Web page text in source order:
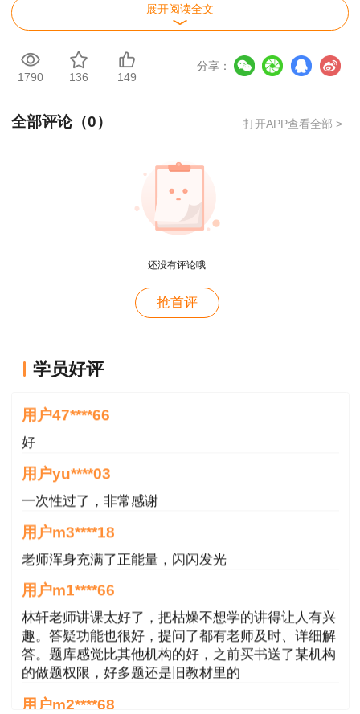
考务工作有关问题的通知
按照中国工程咨询协会、人力资源社会保障部
人事考试中心《关于做好2025年度咨询工程师
资信〔2025〕3号）要求，现将我省2025年度咨
一、考试时间及科目设置
二、考试题型及答题方式
《现代咨询方法与实务》科目为主观题，答题
前必须仔细阅读应试人员注意事项（试卷封二）和
作答须知（专用答题卡首页），答题时使用规定的
作答工具在专用答题卡划定的区域内作答，须在答
题卡全部页面规定位置填写考生信息；其余三科为
客观题，在答题卡上作答，须规范填涂，以免影响
三、考试成绩管理
咨询工程师（投资）职业资格考试成绩实行滚
动管理，参加4个科目考试（级别为考全科）的人
员须在连续4个考试年度内通过应试科目；参加2
个科目考试（级别为免2科）的人员须在连续2个
展开阅读全文
1790 136 149
分享：
全部评论（0） 打开APP查看全部 >
还没有评论哦
抢首评
学员好评
用户47****66
用户47****66
好
用户yu****03
一次性过了，非常感谢
用户m3****18
老师浑身充满了正能量，闪闪发光
用户m1****66
林轩老师讲课太好了，把枯燥不想学的讲得让人有兴
趣。答疑功能也很好，提问了都有老师及时、详细解
答。题库感觉比其他机构的好，之前买书送了某机构
的做题权限，好多题还是旧教材里的
用户m2****68